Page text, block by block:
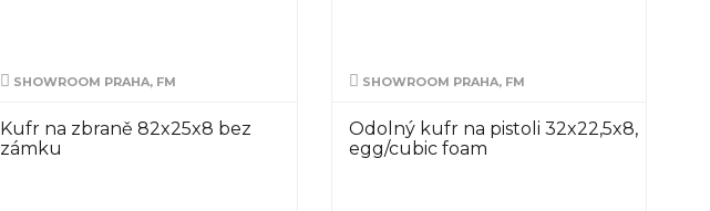
SHOWROOM PRAHA, FM
Kufr na zbraně 82x25x8 bez
zámku
SHOWROOM PRAHA, FM
Odolný kufr na pistoli 32x22,5x8,
egg/cubic foam